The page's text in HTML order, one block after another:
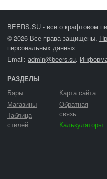
BEERS.SU - все о крафтовом
© 2026 Все права защищены.
персональных данных
Email: admin@beers.su.
РАЗДЕЛЫ
Бары
Магазины
Таблица
стилей
Карта сайта
Обратная
связь
Калькуляторы